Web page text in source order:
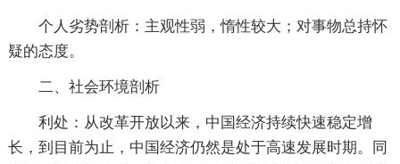
个人劣势剖析：主观性弱，惰性较大；对事物总持怀
疑的态度。
二、社会环境剖析
利处：从改革开放以来，中国经济持续快速稳定增
长，到目前为止，中国经济仍然是处于高速发展时期。同